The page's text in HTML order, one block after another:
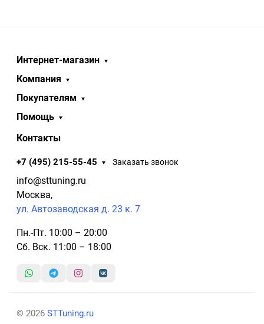
Интернет-магазин
Компания
Покупателям
Помощь
Контакты
+7 (495) 215-55-45 Заказать звонок
info@sttuning.ru
Москва,
ул. Автозаводская д. 23 к. 7
Пн.-Пт. 10:00 – 20:00
Сб. Вск. 11:00 – 18:00
© 2026 STTuning.ru